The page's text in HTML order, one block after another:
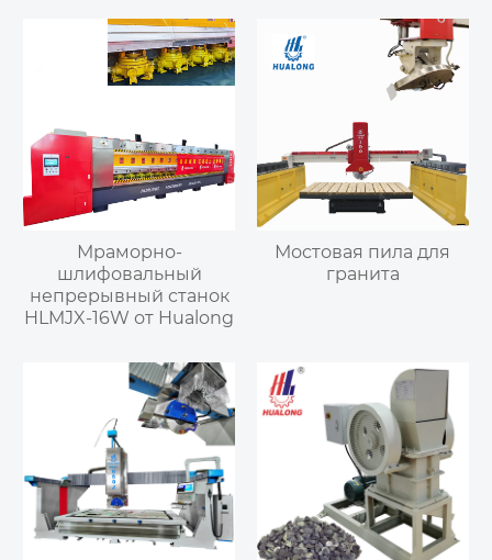
Мраморно-
шлифовальный
непрерывный станок
HLMJX-16W от Hualong
Мостовая пила для
гранита